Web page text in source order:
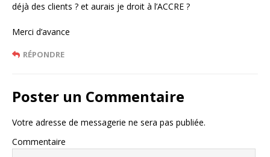
déjà des clients ? et aurais je droit à l’ACCRE ?
Merci d’avance
RÉPONDRE
Poster un Commentaire
Votre adresse de messagerie ne sera pas publiée.
Commentaire